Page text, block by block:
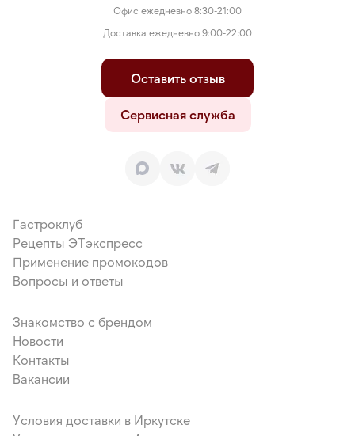
Офис ежедневно 8:30-21:00
Доставка ежедневно 9:00-22:00
Оставить отзыв
Сервисная служба
Гастроклуб
Рецепты ЭТэкспресс
Применение промокодов
Вопросы и ответы
Знакомство с брендом
Новости
Контакты
Вакансии
Условия доставки в Иркутске